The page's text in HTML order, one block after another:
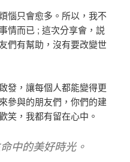
惱只會愈多。 所以，我不
情而已 ; 這次分享會，説
們有幫助，沒有要改變世
發，讓每個人都能變得更
參與的朋友們，你們的建
笑，我都有留在心中。
中的美好時光。